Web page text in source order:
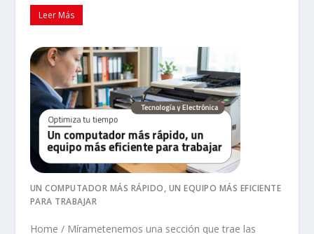
Leer Más
UN COMPUTADOR MÁS RÁPIDO, UN EQUIPO MÁS EFICIENTE
PARA TRABAJAR
Home / Mírametenemos una sección que trae las